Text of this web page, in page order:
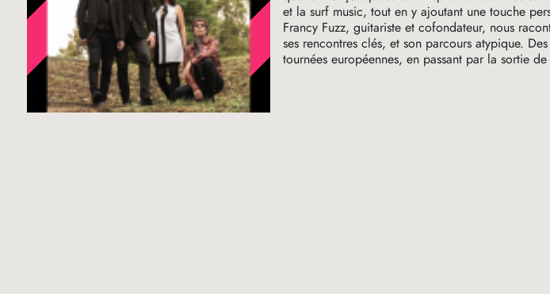
et la surf music, tout en y ajoutant une touche
Francy Fuzz, guitariste et cofondateur, nous
ses rencontres clés, et son parcours atypique.
tournées européennes, en passant par la sortie